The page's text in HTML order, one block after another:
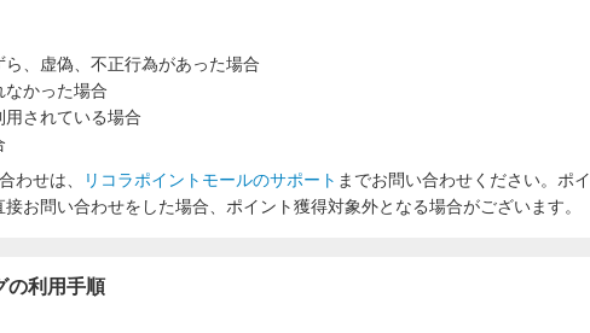
ら、虚偽、不正行為があった場合
なかった場合
用されている場合
わせは、
リコラポイントモールのサポート までお問い合わせください。ポイ
お問い合わせをした場合、ポイント獲得対象外となる場合がございます。
の利用手順